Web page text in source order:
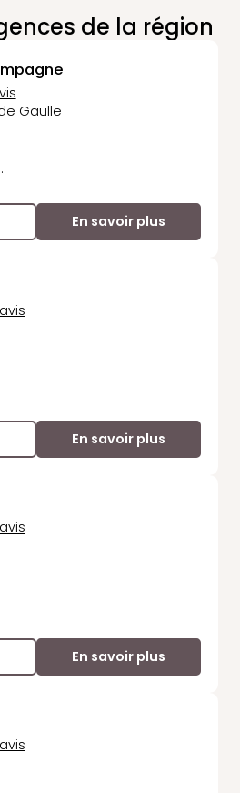
de la région
Gaulle
En savoir plus
En savoir plus
En savoir plus